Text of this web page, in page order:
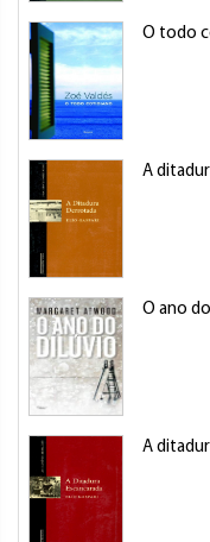
O todo
A
O ano
A